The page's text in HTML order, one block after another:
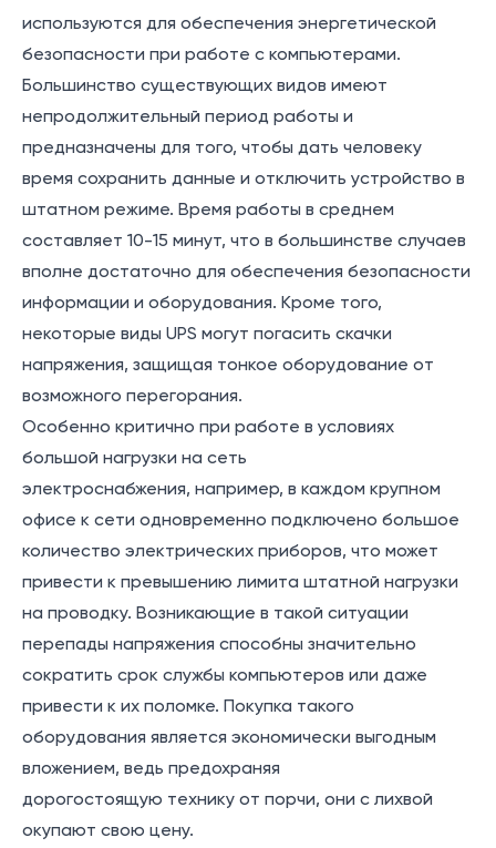
используются для обеспечения энергетической
безопасности при работе с компьютерами.
Большинство существующих видов имеют
непродолжительный период работы и
предназначены для того, чтобы дать человеку
время сохранить данные и отключить устройство в
штатном режиме. Время работы в среднем
составляет 10-15 минут, что в большинстве случаев
вполне достаточно для обеспечения безопасности
информации и оборудования. Кроме того,
некоторые виды UPS могут погасить скачки
напряжения, защищая тонкое оборудование от
возможного перегорания.
Особенно критично при работе в условиях
большой нагрузки на сеть
электроснабжения, например, в каждом крупном
офисе к сети одновременно подключено большое
количество электрических приборов, что может
привести к превышению лимита штатной нагрузки
на проводку. Возникающие в такой ситуации
перепады напряжения способны значительно
сократить срок службы компьютеров или даже
привести к их поломке. Покупка такого
оборудования является экономически выгодным
вложением, ведь предохраняя
дорогостоящую технику от порчи, они с лихвой
окупают свою цену.